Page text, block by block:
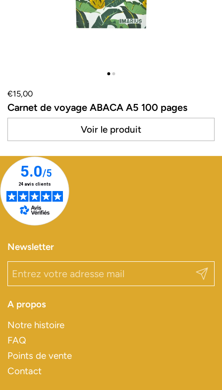
€15,00
Carnet de voyage ABACA A5 100 pages
Voir le produit
Newsletter
A propos
Notre histoire
FAQ
Points de vente
Contact